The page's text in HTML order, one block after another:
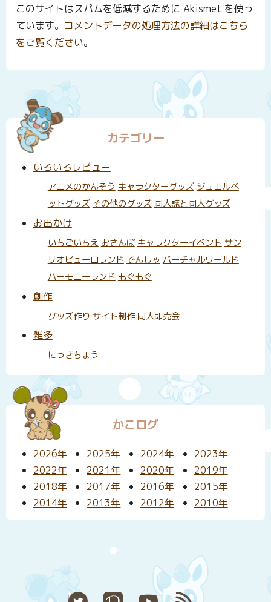
このサイトはスパムを低減するために Akismet を使っ
ています。 コメントデータの処理方法の詳細はこちら
をご覧ください。
カテゴリー
いろいろレビュー
アニメのかんそう キャラクターグッズ ジュエルペ
ットグッズ その他のグッズ 同人誌と同人グッズ
お出かけ
いちごいちえ おさんぽ キャラクターイベント サン
リオピューロランド でんしゃ バーチャルワールド
ハーモニーランド もぐもぐ
創作
グッズ作り サイト制作 同人即売会
雑多
にっきちょう
かこログ
2026年 2025年 2024年
2023年
2022年
2021年 2020年
2019年
2018年
2017年 2016年
2015年
2014年
2013年 2012年 2010年